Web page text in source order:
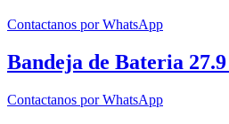
Contactanos por WhatsApp
Bandeja de Bateria
Contactanos por WhatsApp